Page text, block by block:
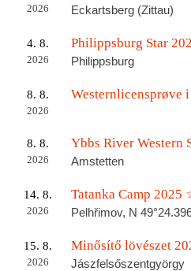
2026 Eckartsberg (Zittau)
4. 8.
2026
Philippsburg Star
Philippsburg
8. 8.
2026
Westernlicensprøve
8. 8.
2026 Amstetten
14. 8.
2026 Pelhřimov, N
15. 8.
2026
Minősítő lövészet
Jászfelsőszentgyörgy